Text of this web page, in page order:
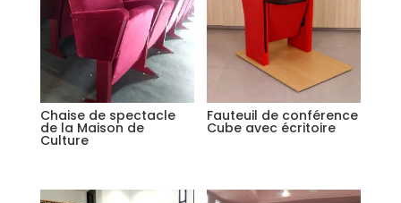
Chaise de spectacle
de la Maison de
Culture
Fauteuil de conférence
Cube avec écritoire